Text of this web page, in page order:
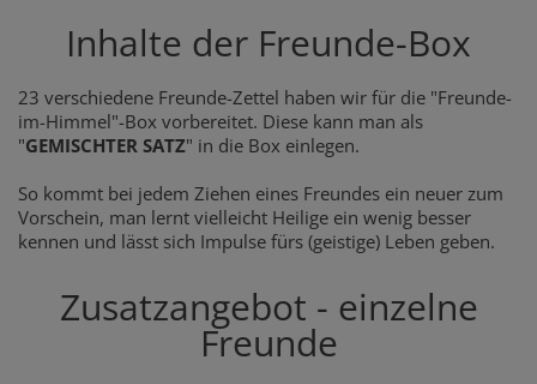
Inhalte der Freunde-Box
23 verschiedene Freunde-Zettel haben wir für die "Freunde-
im-Himmel"-Box vorbereitet. Diese kann man als
"GEMISCHTER SATZ" in die Box einlegen.
So kommt bei jedem Ziehen eines Freundes ein neuer zum
Vorschein, man lernt vielleicht Heilige ein wenig besser
kennen und lässt sich Impulse fürs (geistige) Leben geben.
Zusatzangebot - einzelne
Freunde